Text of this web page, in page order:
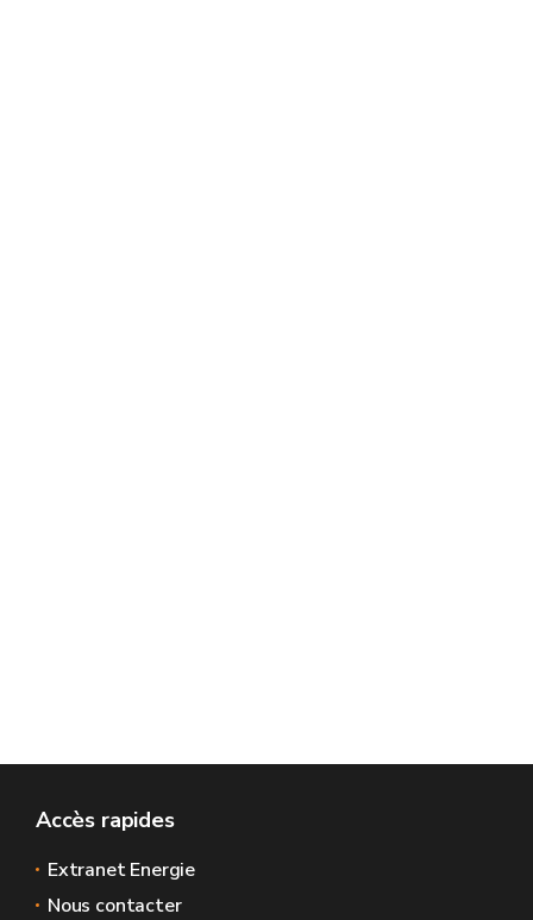
Accès rapides
Extranet Energie
Nous contacter